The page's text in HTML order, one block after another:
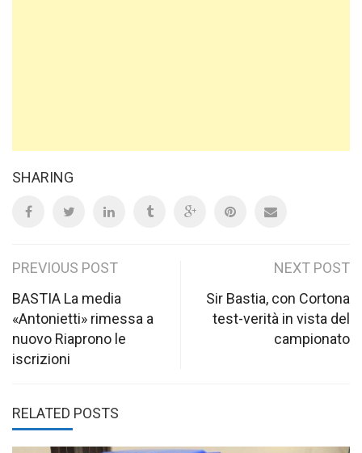
SHARING
Post
navigation
PREVIOUS POST
BASTIA La media
«Antonietti» rimessa a
nuovo Riaprono le
iscrizioni
NEXT POST
Sir Bastia, con Cortona
test-verità in vista del
campionato
RELATED POSTS